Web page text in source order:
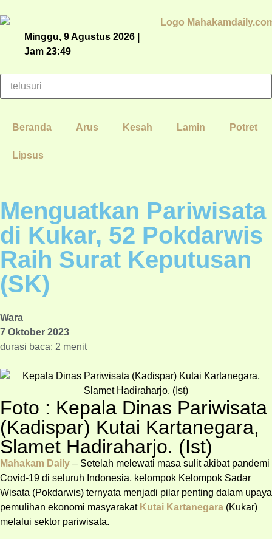
Minggu, 9 Agustus 2026 |
Jam 23:49
Beranda Arus Kesah Lamin Potret
Lipsus
Menguatkan Pariwisata
di Kukar, 52 Pokdarwis
Raih Surat Keputusan
(SK)
Wara
7 Oktober 2023
durasi baca: 2 menit
Foto : Kepala Dinas Pariwisata
(Kadispar) Kutai Kartanegara,
Slamet Hadiraharjo. (Ist)
Mahakam Daily – Setelah melewati masa sulit akibat pandemi
Covid-19 di seluruh Indonesia, kelompok Kelompok Sadar
Wisata (Pokdarwis) ternyata menjadi pilar penting dalam upaya
pemulihan ekonomi masyarakat Kutai Kartanegara (Kukar)
melalui sektor pariwisata.